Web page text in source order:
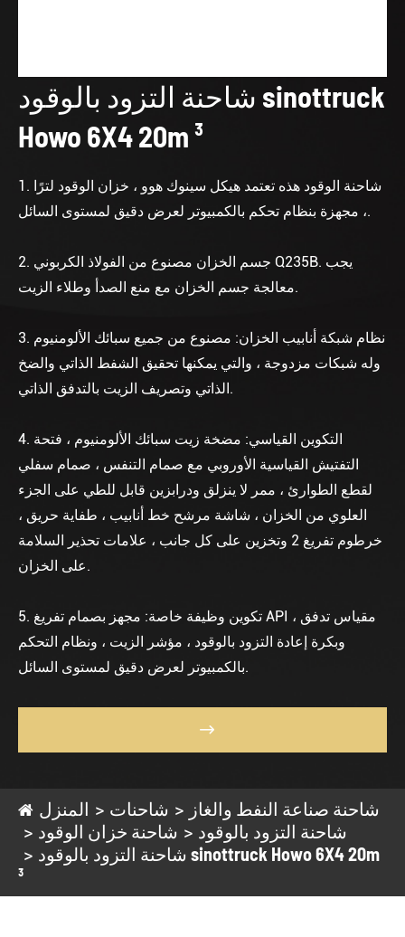
شاحنة التزود بالوقود sinottruck
Howo 6X4 20m ³
1. شاحنة الوقود هذه تعتمد هيكل سينوك هوو ، خزان الوقود لترًا
، مجهزة بنظام تحكم بالكمبيوتر لعرض دقيق لمستوى السائل.
2. جسم الخزان مصنوع من الفولاذ الكربوني Q235B. يجب
معالجة جسم الخزان مع منع الصدأ وطلاء الزيت.
3. نظام شبكة أنابيب الخزان: مصنوع من جميع سبائك الألومنيوم
وله شبكات مزدوجة ، والتي يمكنها تحقيق الشفط الذاتي والضخ
الذاتي وتصريف الزيت بالتدفق الذاتي.
4. التكوين القياسي: مضخة زيت سبائك الألومنيوم ، فتحة
التفتيش القياسية الأوروبي مع صمام التنفس ، صمام سفلي
لقطع الطوارئ ، ممر لا ينزلق ودرابزين قابل للطي على الجزء
العلوي من الخزان ، شاشة مرشح خط أنابيب ، طفاية حريق ،
خرطوم تفريغ 2 وتخزين على كل جانب ، علامات تحذير السلامة
على الخزان.
5. تكوين وظيفة خاصة: مجهز بصمام تفريغ API ، مقياس تدفق
وبكرة إعادة التزود بالوقود ، مؤشر الزيت ، ونظام التحكم
بالكمبيوتر لعرض دقيق لمستوى السائل.

المنزل شاحنات
شاحنة صناعة النفط والغاز
شاحنة خزان الوقود
شاحنة التزود بالوقود
شاحنة التزود بالوقود sinottruck Howo 6X4 20m
³